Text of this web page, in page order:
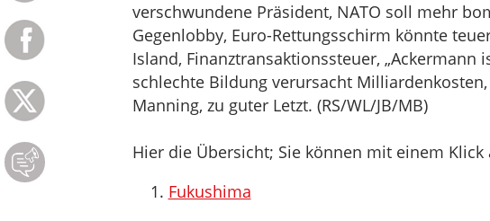
verschwundene Präsident, NATO soll mehr
Gegenlobby, Euro-Rettungsschirm könnte
Island, Finanztransaktionssteuer, „Ackermann
schlechte Bildung verursacht
Manning, zu guter Letzt. (RS/WL/JB/MB)
Hier die Übersicht; Sie können mit einem
Fukushima